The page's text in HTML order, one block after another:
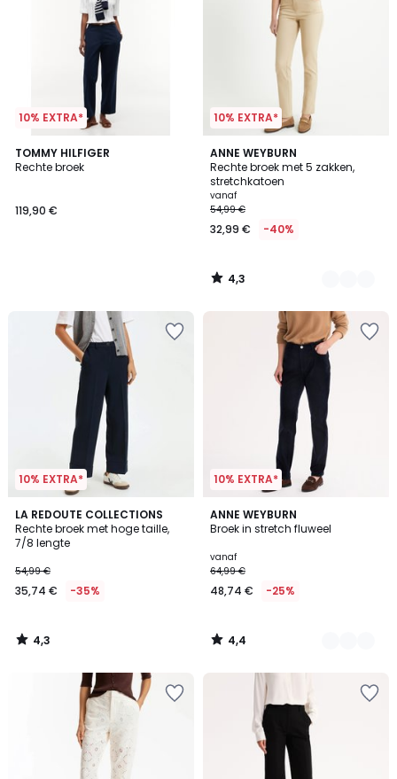
10% EXTRA*
TOMMY HILFIGER
Rechte broek
119,90 €
10% EXTRA*
ANNE WEYBURN
Rechte broek met 5 zakken,
stretchkatoen
vanaf
54,99 €
32,99 € -40%
4,3
/ 5
5
Kleuren
4,3
/
10% EXTRA*
LA REDOUTE COLLECTIONS
Rechte broek met hoge taille,
7/8 lengte
54,99 €
35,74 € -35%
4,3
/ 5
4,3
/
10% EXTRA*
ANNE WEYBURN
Broek in stretch fluweel
vanaf
64,99 €
48,74 € -25%
4,4
/ 5
4
Kleuren
4,4
/